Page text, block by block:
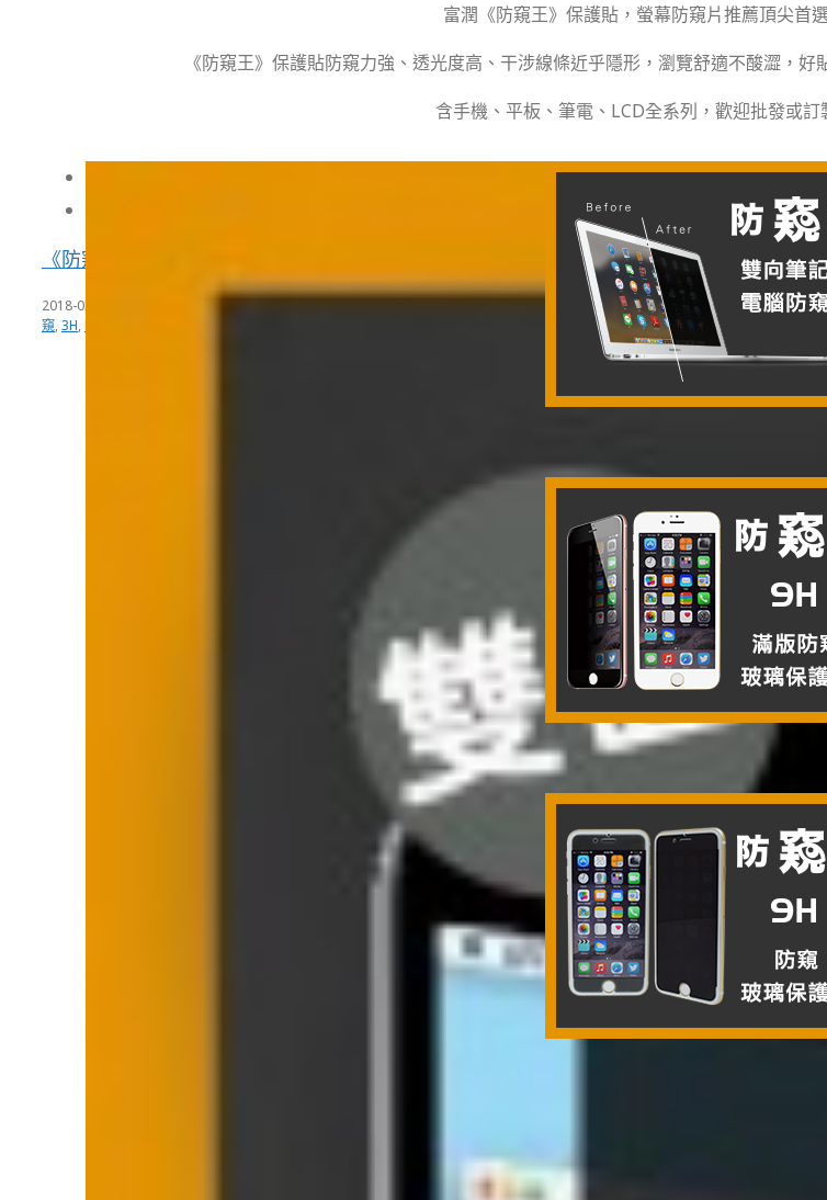
富潤《防窺王》保護貼，螢幕防窺片推薦頂尖首選
《防窺王》保護貼防窺力強、透光度高、干涉線條近乎隱形，瀏覽舒適不酸澀，
含手機、平板、筆電、LCD全系列，歡迎批發或訂
《防窺王》雙面磁吸筆記型防窺片
2018-03-29 PET、TPU 保護貼/保護膜 防窺王
180度防
窺,3H,PET
《防窺王》雙向筆記型電腦防窺片
2016-01-27 分類： PET、TPU 保護貼/保護膜,防窺王|
防窺保護貼,防窺片 ,雙向防窺
《防窺王》滿版防窺玻璃保護貼 JG-
PR（0.21mm）
2016-01-15 分類：9H玻璃保護貼,防窺王 |標籤：180
玻璃,滿版玻璃 ,防窺保護貼,防窺片,防窺王,防窺玻璃,
《防窺王》防窺玻璃保護貼 JG-PR（
2015-09-16 |分類：9H玻璃保護貼 產品介紹
, 9H , 德國玻璃,防窺保護貼 防窺王 防窺玻璃